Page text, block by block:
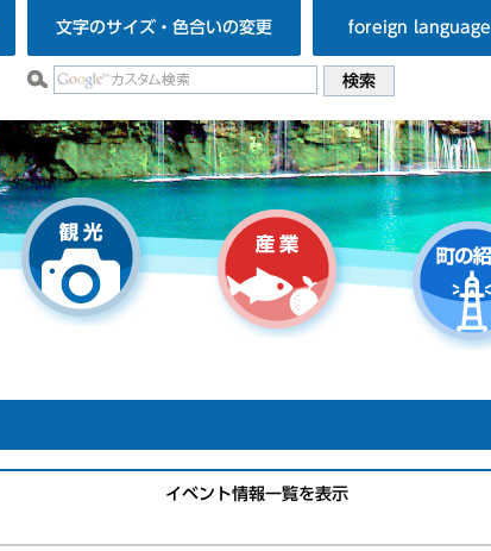
文字のサイズ・色合いの変更 foreign language
イベント情報一覧を表示